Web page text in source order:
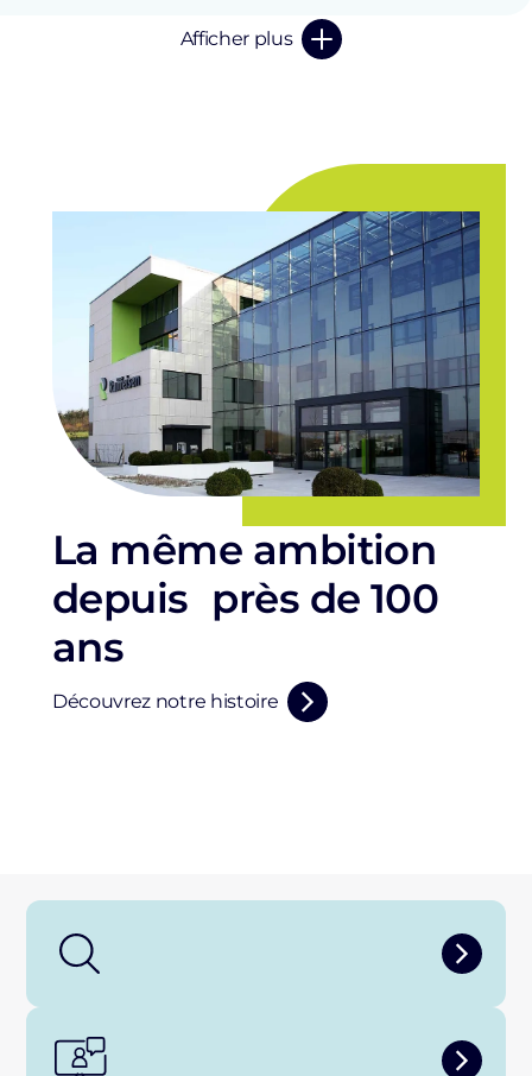
Afficher plus
La même ambition
depuis près de 100
ans
Découvrez notre histoire